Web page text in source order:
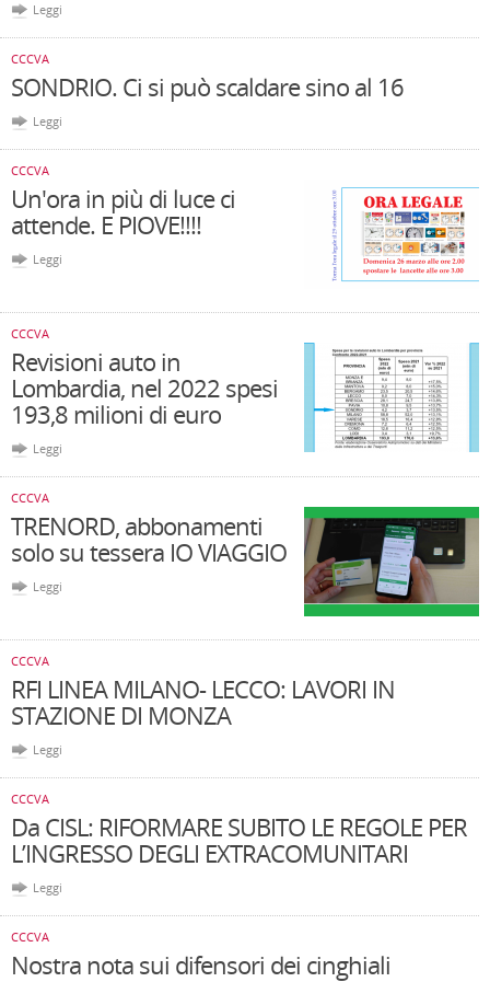
Leggi
CCCVA
SONDRIO. Ci si può scaldare sino al 16
Leggi
CCCVA
Un'ora in più di luce ci
attende. E PIOVE!!!!
Leggi
CCCVA
Revisioni auto in
Lombardia, nel 2022 spesi
193,8 milioni di euro
Leggi
CCCVA
TRENORD, abbonamenti
solo su tessera IO VIAGGIO
Leggi
CCCVA
RFI LINEA MILANO- LECCO: LAVORI IN
STAZIONE DI MONZA
Leggi
CCCVA
Da CISL: RIFORMARE SUBITO LE REGOLE PER
L’INGRESSO DEGLI EXTRACOMUNITARI
Leggi
CCCVA
Nostra nota sui difensori dei cinghiali